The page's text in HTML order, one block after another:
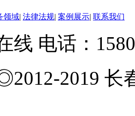
领域| 法律法规| 案例展示| 联系我们
线 电话：
2019 长